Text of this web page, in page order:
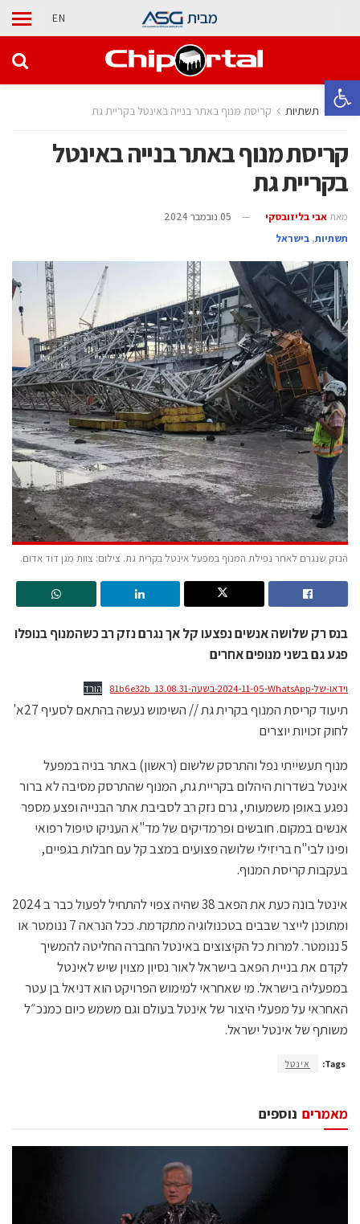
פתח סרגל נגישות
מבית EN
בית תשתיות קריסת מנוף באתר בנייה באינטל בקריית גת
קריסת מנוף באתר בנייה באינטל
בקריית גת
מאת אבי בליזובסקי
05 נובמבר 2024
תשתיות, בישראל
הנזק שנגרם לאחר נפילת המנוף במפעל אינטל בקרית גת. צילום: צוות מגן דוד אדום.
בנס רק שלושה אנשים נפצעו קל אך נגרם נזק רב כשהמנוף בנופלו
פגע גם בשני מנופים אחרים
וידאו-של-WhatsApp‏-2024-11-05-בשעה-13.08.31_81b6e32b הורד
תיעוד קריסת המנוף בקרית גת // השימוש נעשה בהתאם לסעיף 27א'
לחוק זכויות יוצרים
מנוף תעשייתי נפל והתרסק שלשום (ראשון) באתר בניה במפעל
אינטל בשדרות היהלום בקריית גת, המנוף שהתרסק מסיבה לא ברור
נפגע באופן משמעותי, גרם נזק רב לסביבת אתר הבנייה ופצע מספר
אנשים במקום. חובשים ופרמדיקים של מד"א העניקו טיפול רפואי
ופינו לבי"ח בריזילי שלושה פצועים במצב קל עם חבלות בגפיים,
בעקבות קריסת המנוף.
אינטל בונה כעת את הפאב 38 שהיה צפוי להתחיל לפעול כבר ב 2024
ומתוכנן לייצר שבבים בטכנולוגיה מתקדמת. ככל הנראה 7 ננומטר או
5 ננומטר. למרות כל הקיצוצים באינטל החברה החליטה להמשיך
לקדם את בניית הפאב בישראל לאור נסיון מצוין שיש לאינטל
במפעליה בישראל. מי שאחראי למימוש הפרויקט הוא דניאל בן עטר
האחראי על מפעלי היצור של אינטל בעולם וגם משמש כיום כמנכ״ל
משותף של אינטל ישראל.
Tags: אינטל
נוספים מאמרים